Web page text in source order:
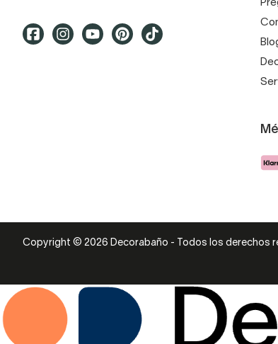
Copyright © 2026 Decorabaño - Todos los derechos